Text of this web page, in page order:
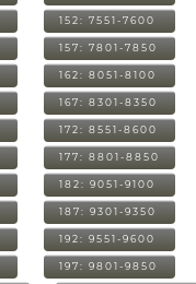
152: 7551-7600
157: 7801-7850
162: 8051-8100
167: 8301-8350
172: 8551-8600
177: 8801-8850
182: 9051-9100
187: 9301-9350
192: 9551-9600
197: 9801-9850